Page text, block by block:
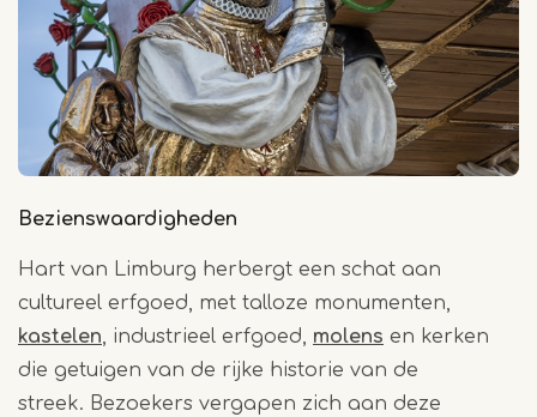
Bezienswaardigheden
Hart van Limburg herbergt een schat aan
cultureel erfgoed, met talloze monumenten,
kastelen, industrieel erfgoed, molens en kerken
die getuigen van de rijke historie van de
streek. Bezoekers vergapen zich aan deze